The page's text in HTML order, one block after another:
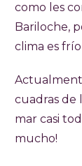
como les
Bariloche,
clima es frío
cuadras de
mar casi
mucho!